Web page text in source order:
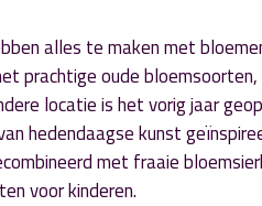
alles te maken met
prachtige oude
locatie is het vorig jaar
hedendaagse kunst
met fraaie
voor kinderen.